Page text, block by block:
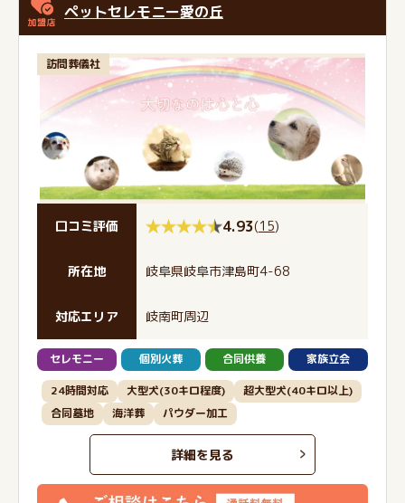
ペットセレモニー愛の丘
訪問葬儀社
口コミ評価 4.93(15)
所在地 岐阜県岐阜市津島町4-68
対応エリア 岐南町周辺
セレモニー 個別火葬 合同供養 家族立会
24時間対応 大型犬(30キロ程度)
超大型犬(40キロ以上)
合同墓地
海洋葬 パウダー加工
詳細を見る